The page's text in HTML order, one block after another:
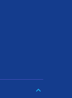
keyboard_arrow_down